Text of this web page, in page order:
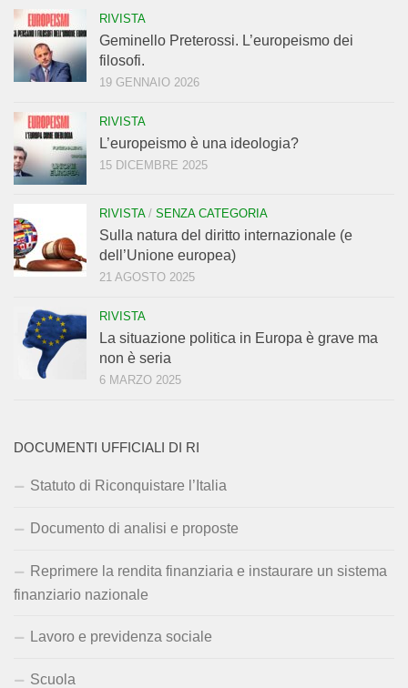
RIVISTA
Geminello Preterossi. L’europeismo dei
filosofi.
19 GENNAIO 2026
RIVISTA
L’europeismo è una ideologia?
15 DICEMBRE 2025
RIVISTA/ SENZA CATEGORIA
Sulla natura del diritto internazionale (e
dell’Unione europea)
21 AGOSTO 2025
RIVISTA
La situazione politica in Europa è grave ma
non è seria
6 MARZO 2025
DOCUMENTI UFFICIALI DI RI
Statuto di Riconquistare l’Italia
Documento di analisi e proposte
Reprimere la rendita finanziaria e instaurare un sistema
finanziario nazionale
Lavoro e previdenza sociale
Scuola